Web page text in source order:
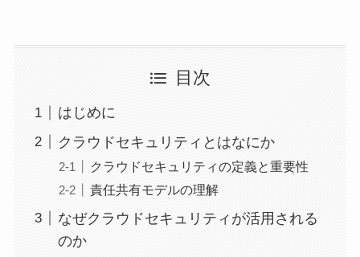
目次
はじめに
クラウドセキュリティとはなにか
クラウドセキュリティの定義と重要性
責任共有モデルの理解
なぜクラウドセキュリティが活用される
のか